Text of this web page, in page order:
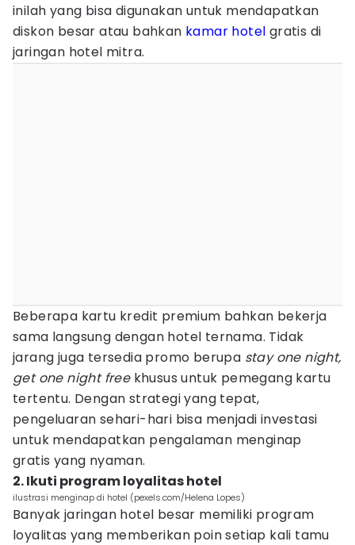
inilah yang bisa digunakan untuk mendapatkan
diskon besar atau bahkan kamar hotel gratis di
jaringan hotel mitra.
Beberapa kartu kredit premium bahkan bekerja
sama langsung dengan hotel ternama. Tidak
jarang juga tersedia promo berupa stay one night,
get one night free khusus untuk pemegang kartu
tertentu. Dengan strategi yang tepat,
pengeluaran sehari-hari bisa menjadi investasi
untuk mendapatkan pengalaman menginap
gratis yang nyaman.
2. Ikuti program loyalitas hotel
ilustrasi menginap di hotel (pexels.com/Helena Lopes)
Banyak jaringan hotel besar memiliki program
loyalitas yang memberikan poin setiap kali tamu